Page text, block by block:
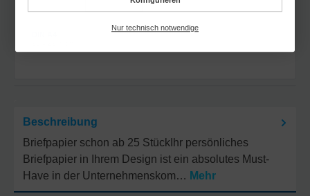
Beschreibung
Briefpapier schon ab 25 StückIhr persönliches
Briefpapier in Ihrem Design ist ein absolutes Must-
Have in der Unternehmenskom… Mehr
Nur technisch notwendige